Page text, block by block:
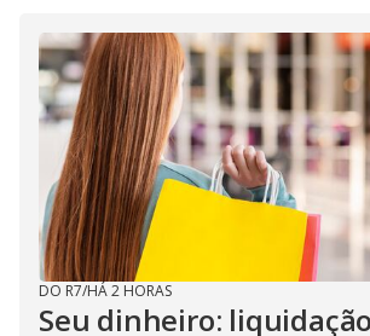
DO R7/HÁ 2 HORAS
Seu dinheiro: